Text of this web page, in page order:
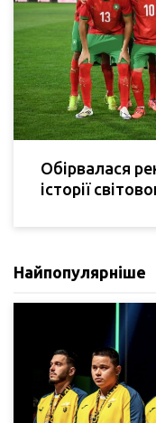
Обірвалася
історії
Найпопулярніше